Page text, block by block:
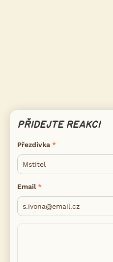
PŘIDEJTE REAKCI
Přezdívka
Email